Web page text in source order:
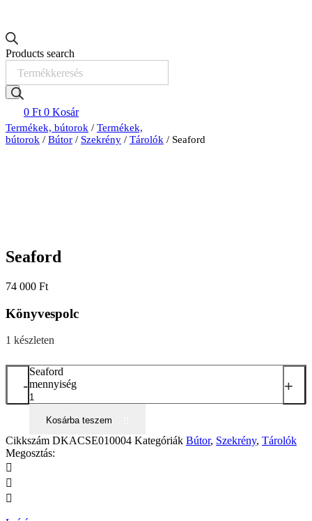
Products search
0 Ft 0 Kosár
Termékek, bútorok / Termékek,
bútorok / Bútor / Szekrény / Tárolók / Seaford
Seaford
74 000 Ft
Könyvespolc
1 készleten
-
Seaford
mennyiség
+
Kosárba teszem
Cikkszám DKACSE010004 Kategóriák Bútor, Szekrény, Tárolók
Megosztás: